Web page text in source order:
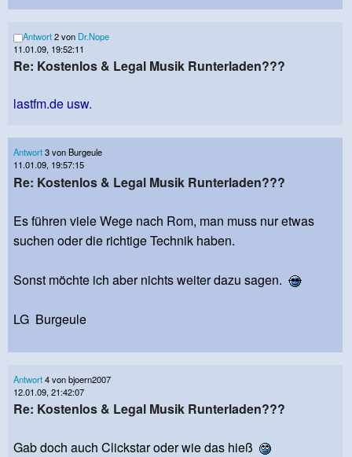
Antwort2 von Dr.Nope
11.01.09, 19:52:11
Re: Kostenlos & Legal Musik Runterladen???
lastfm.de usw.
Antwort3 von Burgeule
11.01.09, 19:57:15
Re: Kostenlos & Legal Musik Runterladen???
Es führen viele Wege nach Rom, man muss nur etwas
suchen oder die richtige Technik haben.
Sonst möchte ich aber nichts weiter dazu sagen.
LG Burgeule
Antwort4 von bjoern2007
12.01.09, 21:42:07
Re: Kostenlos & Legal Musik Runterladen???
Gab doch auch Clickstar oder wie das hieß